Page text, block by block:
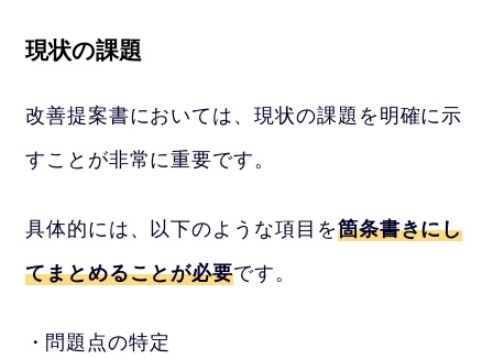
現状の課題
改善提案書においては、現状の課題を明確に示
すことが非常に重要です。
具体的には、以下のような項目を箇条書きにし
てまとめることが必要です。
問題点の特定